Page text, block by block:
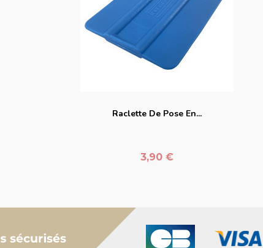
Raclette De Pose En...
Prix
3,90 €